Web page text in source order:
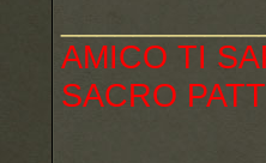
AMICO TI
SACRO